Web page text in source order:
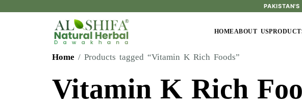
HOMEABOUT US
Home / Products tagged “Vitamin K Rich Foods”
Vitamin K Rich